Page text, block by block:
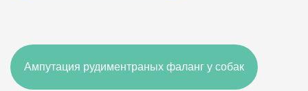
Ампутация рудиментраных фаланг у собак